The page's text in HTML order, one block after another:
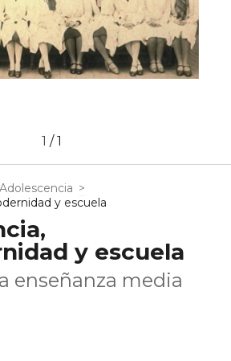
1 /1
Adolescencia >
y escuela
y escuela
enseñanza media